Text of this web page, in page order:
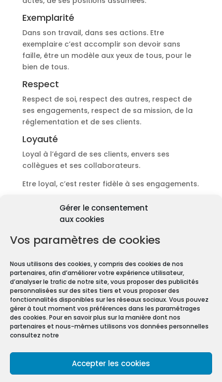
Gérer le consentement
aux cookies
Vos paramètres de cookies
Nous utilisons des cookies, y compris des cookies de nos
partenaires, afin d’améliorer votre expérience utilisateur,
d’analyser le trafic de notre site, vous proposer des publicités
personnalisées sur des sites tiers et vous proposer des
fonctionnalités disponibles sur les réseaux sociaux. Vous pouvez
gérer à tout moment vos préférences dans les paramétrages
des cookies. Pour en savoir plus sur la manière dont nos
partenaires et nous-mêmes utilisons vos données personnelles
consultez notre
Accepter les cookies
Exemplarité
Dans son travail, dans ses actions. Etre
exemplaire c’est accomplir son devoir sans
faille, être un modèle aux yeux de tous, pour le
bien de tous.
Respect
Respect de soi, respect des autres, respect de
ses engagements, respect de sa mission, de la
réglementation et de ses clients.
Loyauté
Loyal à l’égard de ses clients, envers ses
collègues et ses collaborateurs.
Etre loyal, c’est rester fidèle à ses engagements.
Découvrir les diagnostics
Pourquoi les diagnostics
immobiliers sont
obligatoires ?
Carrez, les diagnostics immobiliers sont devenus
obligatoires pour toute transaction immobilière.
En effet, que vous vendiez ou louiez une maison
ou un appartement, vous devez constituer un
Dossier de Diagnostic Technique (DDT).
Mentions légales
Conditions Générales de Vente